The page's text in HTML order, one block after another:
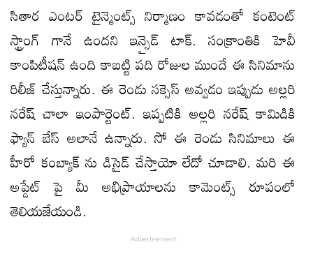
సితార ఎంటర్ టైన్మెంట్స్ నిర్మాణం కావడంతో కంటెంట్
స్ట్రాంగ్ గానే ఉందని ఇన్సైడ్ టాక్. సంక్రాంతికి హెవీ
కాంపిటీషన్ ఉంది కాబట్టి పది రోజుల ముందే ఈ సినిమాను
రిలీజ్ చేస్తున్నారు. ఈ రెండు సక్సెస్ అవ్వడం ఇప్పుడు అల్లరి
నరేష్ చాలా ఇంపార్టెంట్. ఇప్పటికి అల్లరి నరేష్ కామిడికి
ఫ్యాన్ బేస్ అలానే ఉన్నారు. సో ఈ రెండు సినిమాలు ఈ
హీరో కంబ్యాక్ ను డిసైడ్ చేస్తాయో లేదో చూడాలి. మరి ఈ
అప్డేట్ పై మీ అభిప్రాయాలను కామెంట్స్ రూపంలో
తెలియజేయండి.